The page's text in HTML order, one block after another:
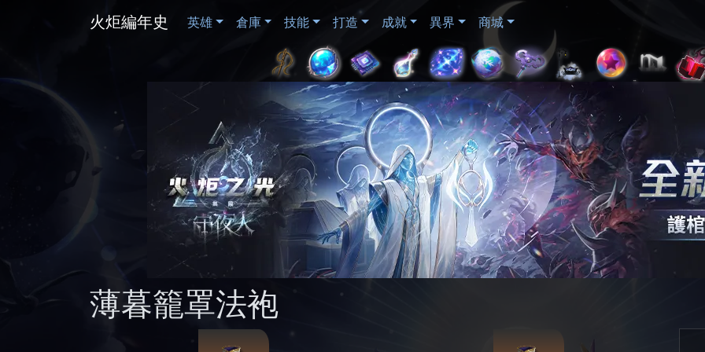
火炬編年史 英雄 倉庫 技能 打造 成就 異界 商城
薄暮籠罩法袍